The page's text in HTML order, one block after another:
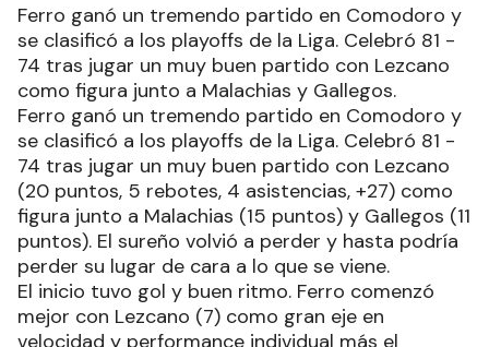
Ferro ganó un tremendo partido en Comodoro y
se clasificó a los playoffs de la Liga. Celebró 81 -
74 tras jugar un muy buen partido con Lezcano
como figura junto a Malachias y Gallegos.
Ferro ganó un tremendo partido en Comodoro y
se clasificó a los playoffs de la Liga. Celebró 81 -
74 tras jugar un muy buen partido con Lezcano
(20 puntos, 5 rebotes, 4 asistencias, +27) como
figura junto a Malachias (15 puntos) y Gallegos (11
puntos). El sureño volvió a perder y hasta podría
perder su lugar de cara a lo que se viene.
El inicio tuvo gol y buen ritmo. Ferro comenzó
mejor con Lezcano (7) como gran eje en
velocidad y performance individual más el